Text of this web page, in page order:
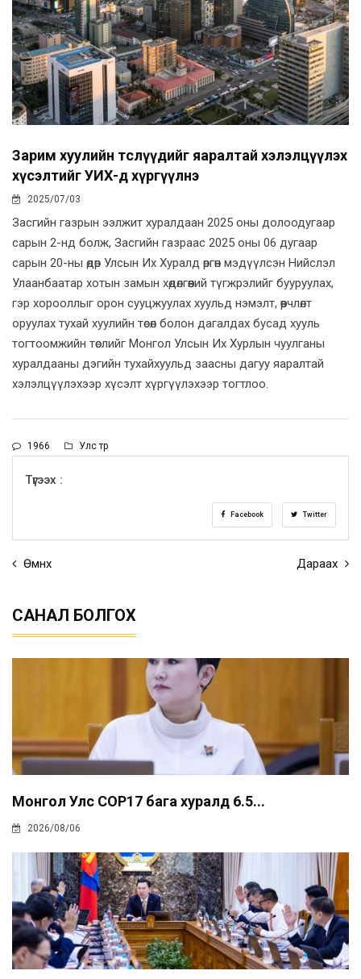
Зарим хуулийн төслүүдийг яаралтай хэлэлцүүлэх
хүсэлтийг УИХ-д хүргүүлнэ
2025/07/03
Засгийн газрын ээлжит хуралдаан 2025 оны долоодугаар
сарын 2-нд болж, Засгийн газраас 2025 оны 06 дугаар
сарын 20-ны өдөр Улсын Их Хуралд өргөн мэдүүлсэн Нийслэл
Улаанбаатар хотын замын хөдөлгөөний түгжрэлийг бууруулах,
гэр хорооллыг орон сууцжуулах хуульд нэмэлт, өөрчлөлт
оруулах тухай хуулийн төсөл болон дагалдах бусад хууль
тогтоомжийн төслийг Монгол Улсын Их Хурлын чуулганы
хуралдааны дэгийн тухайхуульд заасны дагуу яаралтай
хэлэлцүүлэхээр хүсэлт хүргүүлэхээр тогтлоо.
1966 Улс төр
Түгээх :
Facebook Twitter
Өмнөх Дараах
САНАЛ БОЛГОХ
Монгол Улс COP17 бага хуралд 6.5...
2026/08/06